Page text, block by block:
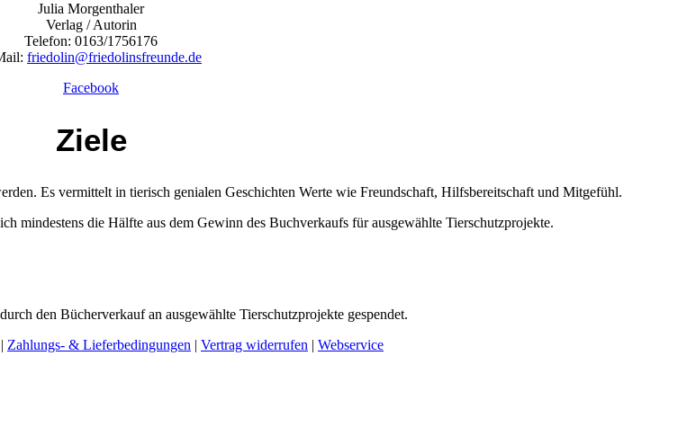
Julia Morgenthaler
Verlag / Autorin
Telefon: 0163/1756176
friedolin@friedolinsfreunde.de
Facebook
Ziele
Es vermittelt in tierisch genialen Geschichten Werte wie Freundschaft, Hilfsbereitschaft und Mitgefühl.
mindestens die Hälfte aus dem Gewinn des Buchverkaufs für ausgewählte Tierschutzprojekte.
den Bücherverkauf an ausgewählte Tierschutzprojekte gespendet.
| Zahlungs- & Lieferbedingungen | Vertrag widerrufen | Webservice